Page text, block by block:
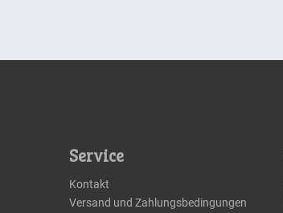
Service
Kontakt
Versand und Zahlungsbedingungen